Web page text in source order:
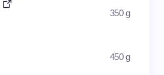
350 g
450 g